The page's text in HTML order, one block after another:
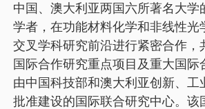
中国、澳大利亚两国六所著名大学
学者，在功能材料化学和非线性光
交叉学科研究前沿进行紧密合作，
国际合作研究重点项目及重大国际
由中国科技部和澳大利亚创新、工
批准建设的国际联合研究中心。该